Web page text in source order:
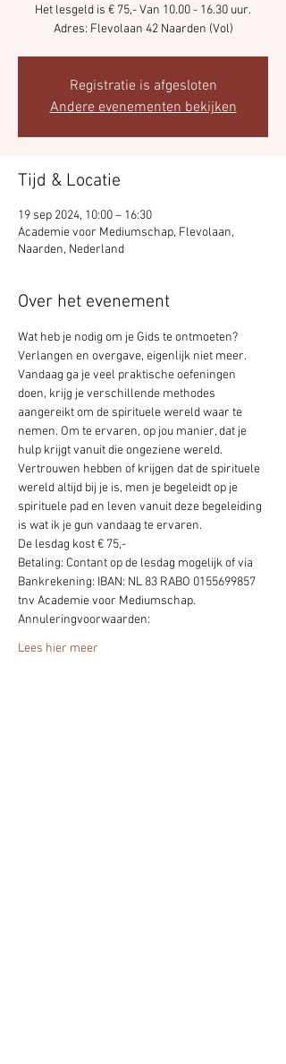
Het lesgeld is € 75,- Van 10.00 - 16.30 uur.
Registratie is afgesloten
Andere evenementen bekijken
Tijd & Locatie
19 sep 2024, 10:00 – 16:30
Academie voor Mediumschap, Flevolaan,
Naarden, Nederland
Over het evenement
Wat heb je nodig om je Gids te ontmoeten?
Verlangen en overgave, eigenlijk niet meer.
Vandaag ga je veel praktische oefeningen
doen, krijg je verschillende methodes
aangereikt om de spirituele wereld waar te
nemen. Om te ervaren, op jou manier, dat je
hulp krijgt vanuit die ongeziene wereld.
Vertrouwen hebben of krijgen dat de spirituele
wereld altijd bij je is, men je begeleidt op je
spirituele pad en leven vanuit deze begeleiding
is wat ik je gun vandaag te ervaren.
De lesdag kost € 75,-
Betaling: Contant op de lesdag mogelijk of via
Bankrekening: IBAN: NL 83 RABO 0155699857
tnv Academie voor Mediumschap.
Annuleringvoorwaarden:
Lees hier meer